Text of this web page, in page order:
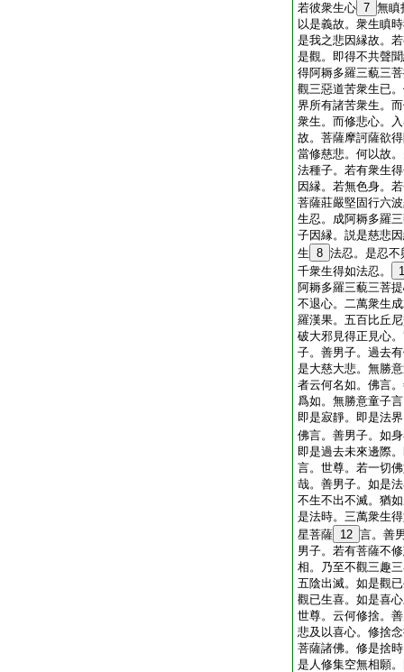
若彼衆生心 7 無瞋
以是義故。衆生瞋
是我之悲因縁故。
是觀。即得不共聲
得阿耨多羅三藐三
觀三惡道苦衆生已
界所有諸苦衆生。
衆生。而修悲心。
故。菩薩摩訶薩欲
當修慈悲。何以故
法種子。若有衆生
因縁。若無色身。
菩薩莊嚴堅固行六
生忍。成阿耨多羅
子因縁。説是慈悲
生 8 法忍。是忍不
千衆生得如法忍。
阿耨多羅三藐三菩
不退心。二萬衆生
羅漢果。五百比丘
破大邪見得正見心
子。善男子。過去
是大慈大悲。無勝
者云何名如。佛言
爲如。無勝意童子
即是寂靜。即是法
佛言。善男子。如
即是過去未來邊際
言。世尊。若一切
哉。善男子。如是
不生不出不滅。猶
是法時。三萬衆生
星菩薩 12 言。善
男子。若有菩薩不
相。乃至不觀三趣
五陰出滅。如是觀
觀已生喜。如是喜
世尊。云何修捨。
悲及以喜心。修捨
菩薩諸佛。修是捨
是人修集空無相願